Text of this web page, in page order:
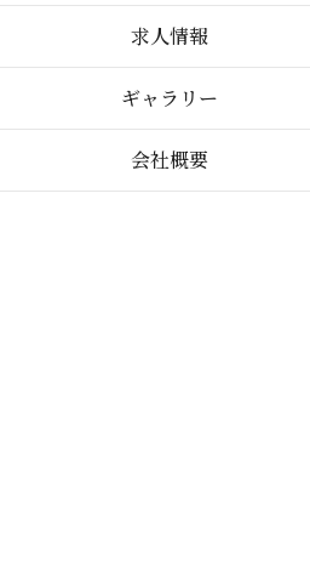
求人情報
ギャラリー
会社概要